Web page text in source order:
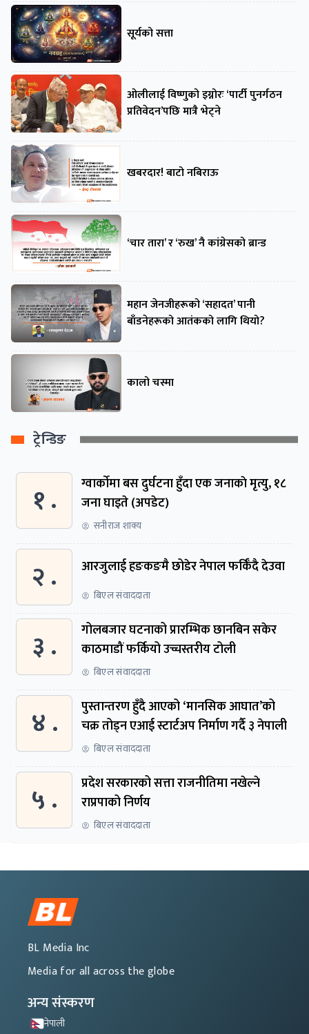
सूर्यको सत्ता
ओलीलाई विष्णुको इग्नोरः ‘पार्टी पुनर्गठन
प्रतिवेदन’पछि मात्रै भेट्ने
खबरदार! बाटो नबिराऊ
‘चार तारा’ र ‘रुख’ नै कांग्रेसको ब्रान्ड
महान जेनजीहरूको ‘सहादत’ पानी
बाँडनेहरूको आतंकको लागि थियो?
कालो चस्मा
ट्रेन्डिङ
१ .
ग्वार्काेमा बस दुर्घटना हुँदा एक जनाकाे मृत्यु, १८
जना घाइते (अपडेट)
सनीराज शाक्य
२ . आरजुलाई हङकङमै छोडेर नेपाल फर्किँदै देउवा
बिएल संवाददाता
३ .
गोलबजार घटनाको प्रारम्भिक छानबिन सकेर
काठमाडौं फर्कियो उच्चस्तरीय टोली
बिएल संवाददाता
४ .
पुस्तान्तरण हुँदै आएको ‘मानसिक आघात’को
चक्र तोड्न एआई स्टार्टअप निर्माण गर्दै ३ नेपाली
बिएल संवाददाता
५ .
प्रदेश सरकारको सत्ता राजनीतिमा नखेल्ने
राप्रपाको निर्णय
बिएल संवाददाता
BL Media Inc
Media for all across the globe
अन्य संस्करण
नेपाली